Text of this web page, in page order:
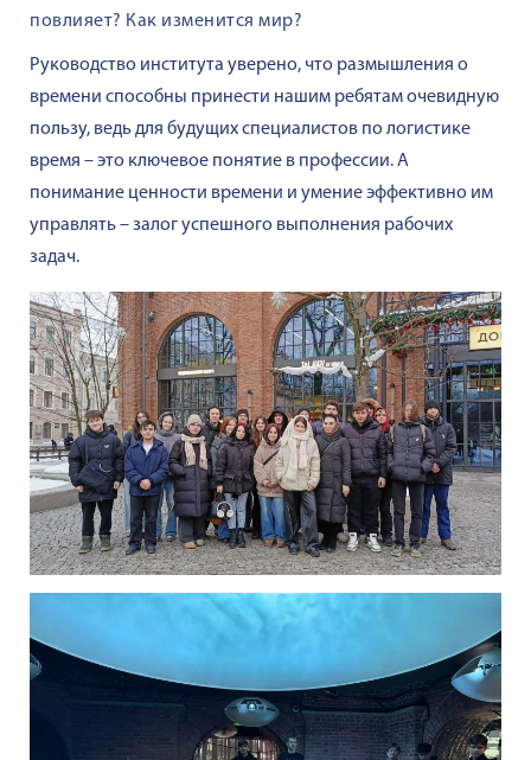
повлияет? Как изменится мир?
Руководство института уверено, что размышления о
времени способны принести нашим ребятам очевидную
пользу, ведь для будущих специалистов по логистике
время – это ключевое понятие в профессии. А
понимание ценности времени и умение эффективно им
управлять – залог успешного выполнения рабочих
задач.